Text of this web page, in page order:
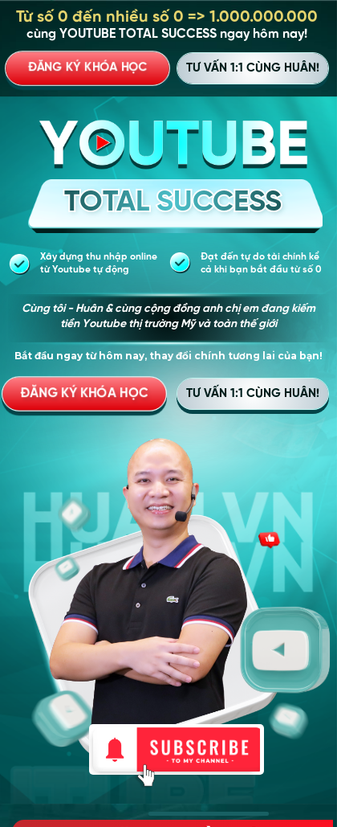
cùng YOUTUBE TOTAL SUCCESS ngay hôm nay!
TƯ VẤN 1:1 CÙNG HUÂN!
ĐĂNG KÝ KHÓA HỌC
Từ số 0 đến nhiều số 0 => 1.000.000.000
TOTAL SUCCESS
TOTAL SUCCESS
TOTAL SUCCESS
Xây dựng thu nhập online
từ Youtube tự động
Đạt đến tự do tài chính kể
cả khi bạn bắt đầu từ số 0
Cùng tôi - Huân & cùng cộng đồng anh chị em đang kiếm
tiền Youtube thị trường Mỹ và toàn thế giới
Bắt đầu ngay từ hôm nay, thay đổi chính tương lai của bạn!
ĐĂNG KÝ KHÓA HỌC TƯ VẤN 1:1 CÙNG HUÂN!